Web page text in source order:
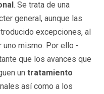
. Se trata de una
general, aunque las
excepciones, al
mismo. Por ello -
que los avances que
un tratamiento
así como a los